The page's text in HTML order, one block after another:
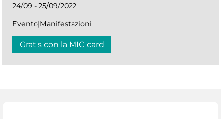
24/09 - 25/09/2022
Evento|Manifestazioni
Gratis con la MIC card